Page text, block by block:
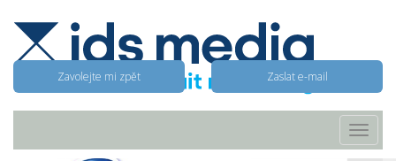
Zavolejte mi zpět Zaslat e-mail
Toggle